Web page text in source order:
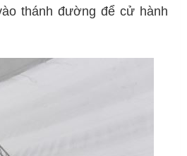
thánh đường để cử hành